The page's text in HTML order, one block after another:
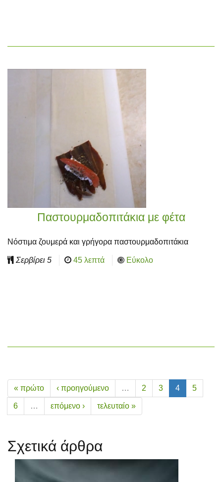
Παστουρμαδοπιτάκια με φέτα
Νόστιμα ζουμερά και γρήγορα παστουρμαδοπιτάκια
Σερβίρει 5 45 λεπτά Εύκολο
« πρώτο ‹ προηγούμενο … 2 3 4 5
6 … επόμενο › τελευταίο »
Σχετικά άρθρα